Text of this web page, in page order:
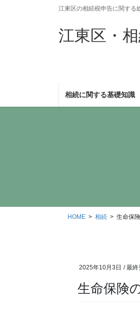
江東区の相続税申告に関する
江東区・
相続に関する基礎知識
HOME 相続 生命保
2025年10月3日 / 最
生命保険